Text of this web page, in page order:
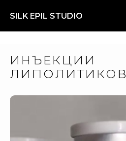
SILK EPIL STUDIO
ИНЪЕКЦИИ
ЛИПОЛИТИКОВ